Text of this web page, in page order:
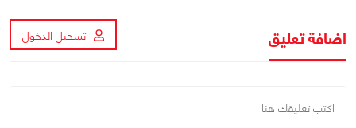
اضافة تعليق تسجيل الدخول